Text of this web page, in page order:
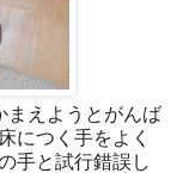
まえようとがんば
につく手をよく
手と試行錯誤し